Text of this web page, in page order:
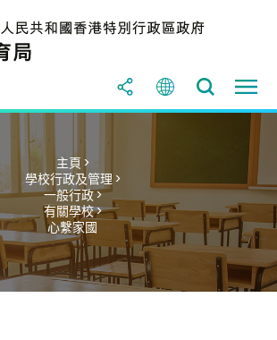
主頁 >
學校行政及管理 >
一般行政 >
有關學校 >
心繫家國